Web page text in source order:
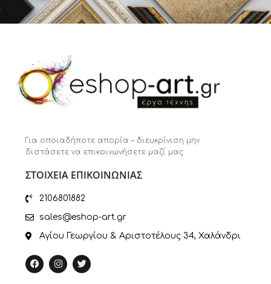
Για οποιαδήποτε απορία – διευκρίνιση μην
διστάσετε να επικοινωνήσετε μαζί μας
ΣΤΟΙΧΕΙΑ ΕΠΙΚΟΙΝΩΝΙΑΣ
2106801882
sales@eshop-art.gr
Αγίου Γεωργίου & Αριστοτέλους 34, Χαλάνδρι